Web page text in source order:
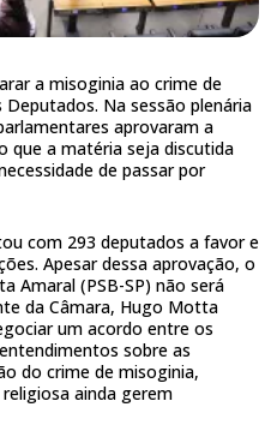
a misoginia ao crime de
Na sessão plenária
aprovaram a
que a matéria seja discutida
de passar por
com 293 deputados a favor e
Apesar dessa aprovação, o
Amaral (PSB-SP) não será
da Câmara, Hugo Motta
um acordo entre os
sobre as
do crime de misoginia,
ainda gerem